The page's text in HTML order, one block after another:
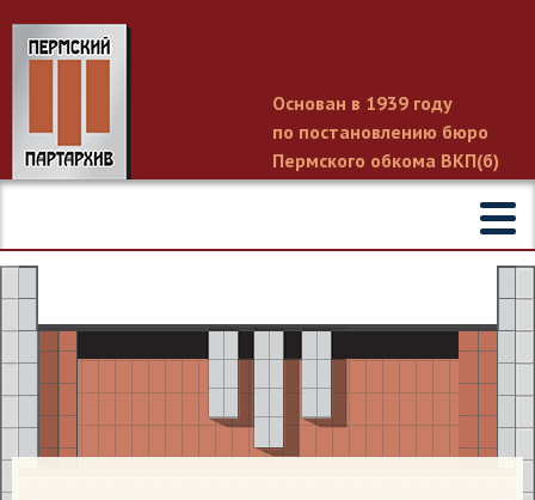
Основан в 1939 году
по постановлению бюро
Пермского обкома ВКП(б)